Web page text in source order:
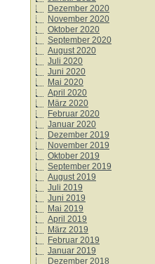
Dezember 2020
November 2020
Oktober 2020
September 2020
August 2020
Juli 2020
Juni 2020
Mai 2020
April 2020
März 2020
Februar 2020
Januar 2020
Dezember 2019
November 2019
Oktober 2019
September 2019
August 2019
Juli 2019
Juni 2019
Mai 2019
April 2019
März 2019
Februar 2019
Januar 2019
Dezember 2018